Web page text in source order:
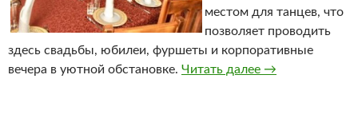
местом для танцев, что
позволяет проводить
здесь свадьбы, юбилеи, фуршеты и корпоративные
вечера в уютной обстановке. Читать далее Кафе «Уют»
→